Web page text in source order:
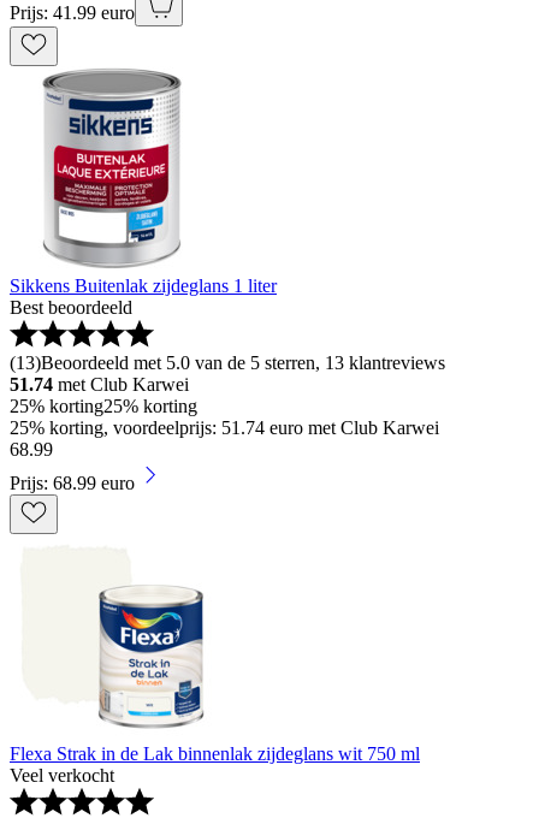
Prijs: 41.99 euro
Sikkens Buitenlak zijdeglans 1 liter
Best beoordeeld
(13)Beoordeeld met 5.0 van de 5 sterren, 13 klantreviews
51.74 met Club Karwei
25% korting25% korting
25% korting, voordeelprijs: 51.74 euro met Club Karwei
68.99
Prijs: 68.99 euro
Flexa Strak in de Lak binnenlak zijdeglans wit 750 ml
Veel verkocht